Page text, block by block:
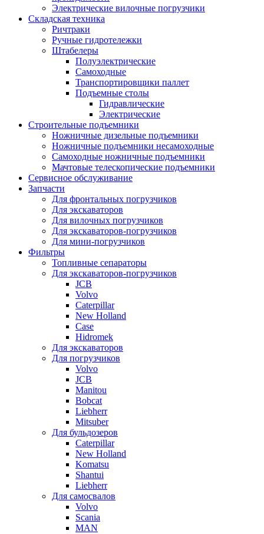
Электрические вилочные погрузчики
Складская техника
Ричтраки
Ручные гидротележки
Штабелеры
Полуэлектрические
Самоходные
Транспортировщики паллет
Подъемные столы
Гидравлические
Электрические
Строительные подъемники
Ножничные дизельные подъемники
Ножничные подъемники несамоходные
Самоходные ножничные подъемники
Мачтовые телескопические подъемники
Сервисное обслуживание
Запчасти
Для фронтальных погрузчиков
Для экскаваторов
Для вилочных погрузчиков
Для экскаваторов-погрузчиков
Для мини-погрузчиков
Фильтры
Топливные сепараторы
Для экскаваторов-погрузчиков
JCB
Volvo
Caterpillar
New Holland
Case
Hidromek
Для экскаваторов
Для погрузчиков
Volvo
JCB
Manitou
Bobcat
Liebherr
Mitsuber
Для бульдозеров
Caterpillar
New Holland
Komatsu
Shantui
Liebherr
Для самосвалов
Volvo
Scania
MAN